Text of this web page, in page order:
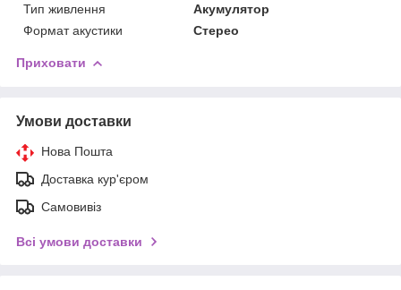
Тип живлення
Акумулятор
Формат акустики
Стерео
Приховати
Умови доставки
Нова Пошта
Доставка кур'єром
Самовивіз
Всі умови доставки